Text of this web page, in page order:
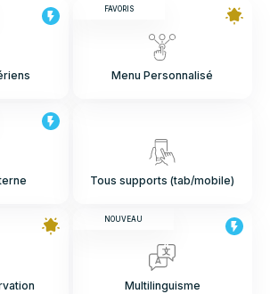
FAVORIS
Menu Personnalisé
Tous supports (tab/mobile)
NOUVEAU
Multilinguisme